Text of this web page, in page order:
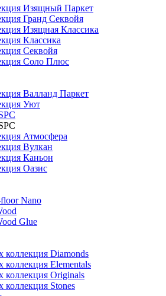
Изящный Паркет
Гранд Секвойя
Изящная Классика
Классика
Секвойя
Соло Плюс
Валланд Паркет
Уют
Атмосфера
Вулкан
Каньон
Оазис
Nano
Glue
коллекция Diamonds
коллекция Elementals
коллекция Originals
коллекция Stones